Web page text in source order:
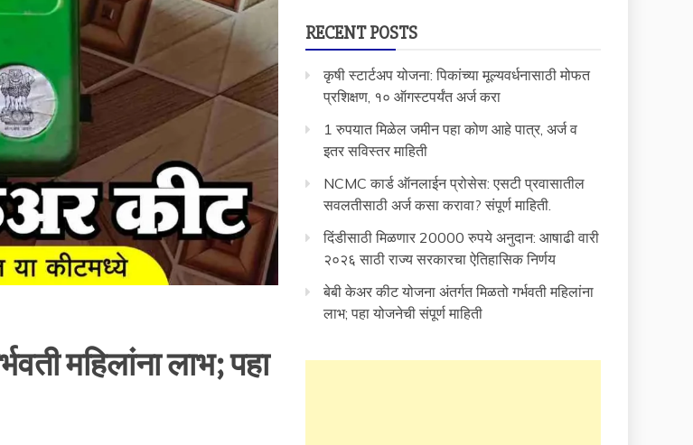
महिलांना लाभ; पहा
RECENT POSTS
कृषी स्टार्टअप योजना: पिकांच्या मूल्यवर्धनासाठी मोफत
प्रशिक्षण, १० ऑगस्टपर्यंत अर्ज करा
1 रुपयात मिळेल जमीन पहा कोण आहे पात्र, अर्ज व
इतर सविस्तर माहिती
NCMC कार्ड ऑनलाईन प्रोसेस: एसटी प्रवासातील
सवलतीसाठी अर्ज कसा करावा? संपूर्ण माहिती.
दिंडीसाठी मिळणार 20000 रुपये अनुदान: आषाढी वारी
२०२६ साठी राज्य सरकारचा ऐतिहासिक निर्णय
बेबी केअर कीट योजना अंतर्गत मिळतो गर्भवती महिलांना
लाभ; पहा योजनेची संपूर्ण माहिती